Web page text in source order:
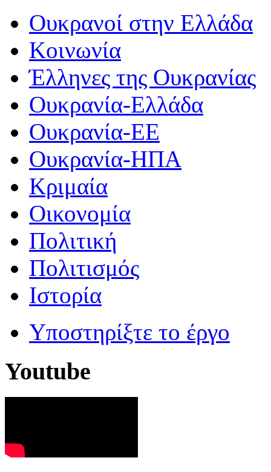
Ουκρανοί στην Ελλάδα
Κοινωνία
Έλληνες της Ουκρανίας
Ουκρανία-Ελλάδα
Ουκρανία-ΕΕ
Ουκρανία-ΗΠΑ
Κριμαία
Οικονομία
Πολιτική
Πολιτισμός
Ιστορία
Υποστηρίξτε το έργο
Youtube